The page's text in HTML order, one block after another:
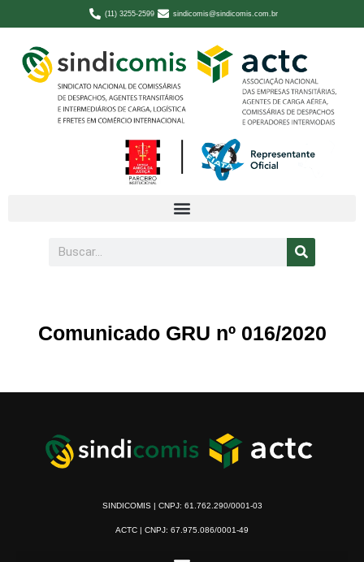
(11) 3255-2599 sindicomis@sindicomis.com.br
Comunicado GRU nº 016/2020
SINDICOMIS | CNPJ: 61.762.290/0001-03
ACTC | CNPJ: 67.975.086/0001-49